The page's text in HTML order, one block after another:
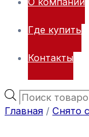
Где купить
Контакты
Главная / Снято